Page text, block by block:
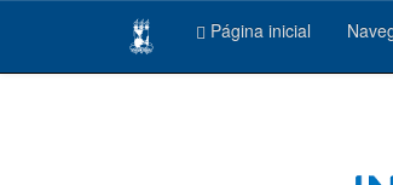
Página inicial